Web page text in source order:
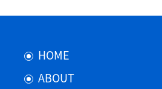
HOME
ABOUT